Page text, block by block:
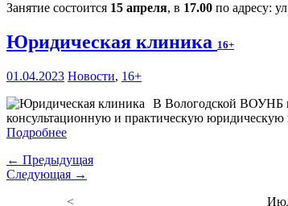
Занятие состоится 15 апреля, в 17.00 по адресу:
Юридическая клиника 16+
01.04.2023 Новости, 16+
В Вологодской ВОУНБ
консультационную и практическую
Подробнее
← Предыдущая
Следующая →
<